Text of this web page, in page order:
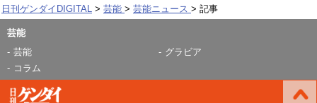
日刊ゲンダイDIGITAL 芸能 芸能ニュース 記事
芸能
芸能
グラビア
コラム